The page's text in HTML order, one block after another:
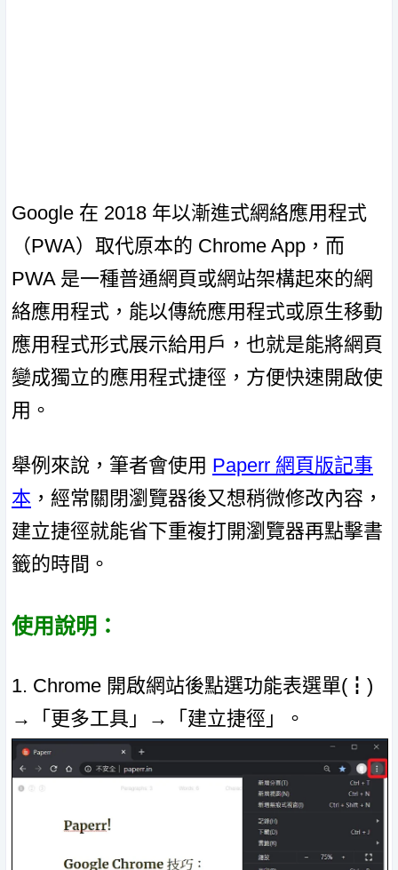
Google 在 2018 年以漸進式網絡應用程式
（PWA）取代原本的 Chrome App，而
PWA 是一種普通網頁或網站架構起來的網
絡應用程式，能以傳統應用程式或原生移動
應用程式形式展示給用戶，也就是能將網頁
變成獨立的應用程式捷徑，方便快速開啟使
用。
舉例來說，筆者會使用 Paperr 網頁版記事
本 ，經常關閉瀏覽器後又想稍微修改內容，
建立捷徑就能省下重複打開瀏覽器再點擊書
籤的時間。
使用說明：
1. Chrome 開啟網站後點選功能表選單(┇)
→「更多工具」→「建立捷徑」。